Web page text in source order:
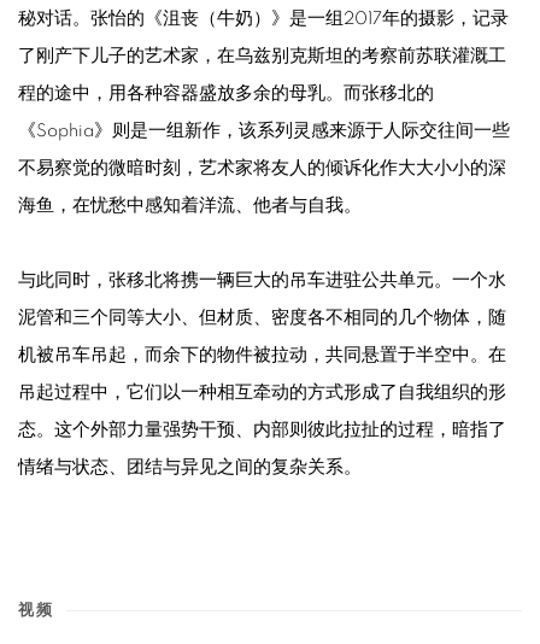
秘对话。张怡的《沮丧（牛奶）》是一组2017年的摄影，记录
了刚产下儿子的艺术家，在乌兹别克斯坦的考察前苏联灌溉工
程的途中，用各种容器盛放多余的母乳。而张移北的
《Sophia》则是一组新作，该系列灵感来源于人际交往间一些
不易察觉的微暗时刻，艺术家将友人的倾诉化作大大小小的深
海鱼，在忧愁中感知着洋流、他者与自我。
与此同时，张移北将携一辆巨大的吊车进驻公共单元。一个水
泥管和三个同等大小、但材质、密度各不相同的几个物体，随
机被吊车吊起，而余下的物件被拉动，共同悬置于半空中。在
吊起过程中，它们以一种相互牵动的方式形成了自我组织的形
态。这个外部力量强势干预、内部则彼此拉扯的过程，暗指了
情绪与状态、团结与异见之间的复杂关系。
视频